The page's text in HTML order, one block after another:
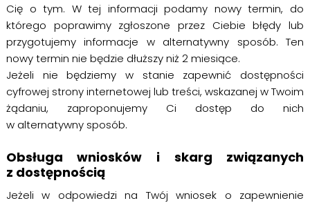
Cię o tym. W tej informacji podamy nowy termin, do
którego poprawimy zgłoszone przez Ciebie błędy lub
przygotujemy informacje w alternatywny sposób. Ten
nowy termin nie będzie dłuższy niż 2 miesiące.
Jeżeli nie będziemy w stanie zapewnić dostępności
cyfrowej strony internetowej lub treści, wskazanej w Twoim
żądaniu, zaproponujemy Ci dostęp do nich
w alternatywny sposób.
Obsługa wniosków i skarg związanych
z dostępnością
Jeżeli w odpowiedzi na Twój wniosek o zapewnienie